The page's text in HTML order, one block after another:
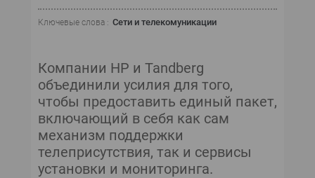
Ключевые слова : Сети и телекомуникации
Компании HP и Tandberg
объединили усилия для того,
чтобы предоставить единый пакет,
включающий в себя как сам
механизм поддержки
телеприсутствия, так и сервисы
установки и мониторинга.